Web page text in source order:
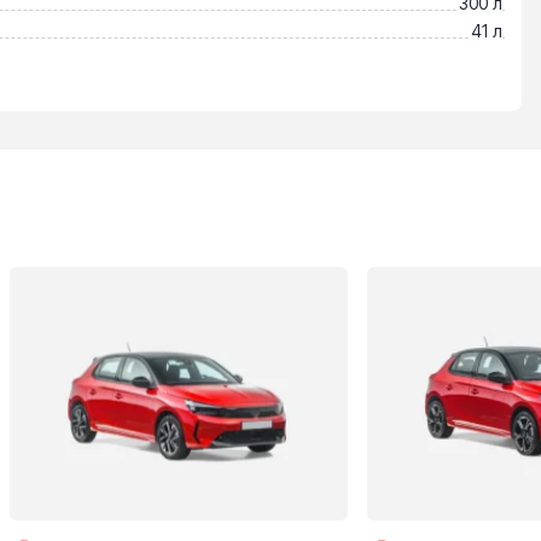
41 л